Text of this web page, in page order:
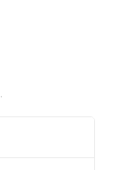
.